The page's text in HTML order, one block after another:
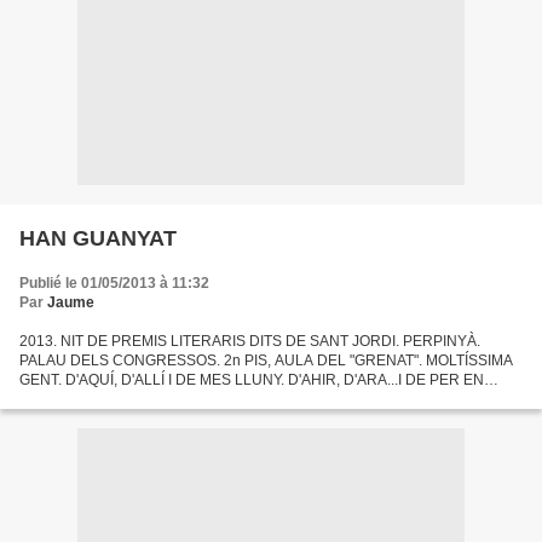
HAN GUANYAT
Publié le 01/05/2013 à 11:32
Par Jaume
2013. NIT DE PREMIS LITERARIS DITS DE SANT JORDI. PERPINYÀ.
PALAU DELS CONGRESSOS. 2n PIS, AULA DEL "GRENAT". MOLTÍSSIMA
GENT. D'AQUÍ, D'ALLÍ I DE MES LLUNY. D'AHIR, D'ARA...I DE PER EN
D'ORGA...